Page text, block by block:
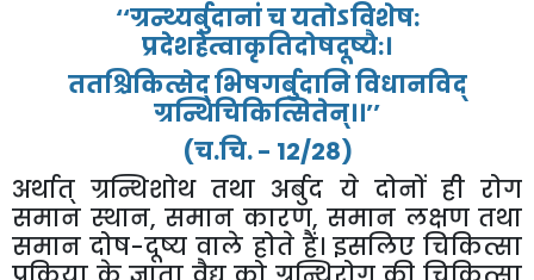
‘‘ग्रन्थ्यर्बुदानांचयतोऽविशेष:
प्रदेशहेत्वाकृतिदोषदूष्यै:।
ततश्चिकित्सेद्भिषगर्बुदानिविधानविद्
ग्रन्थिचिकित्सितेन्।।’’
(च.चि. - 12/28)
अर्थात् ग्रन्थिशोथ तथा अर्बुद ये दोनों ही रोग
समान स्थान, समान कारण, समान लक्षण तथा
समान दोष-दूष्य वाले होते हैं। इसलिए चिकित्सा